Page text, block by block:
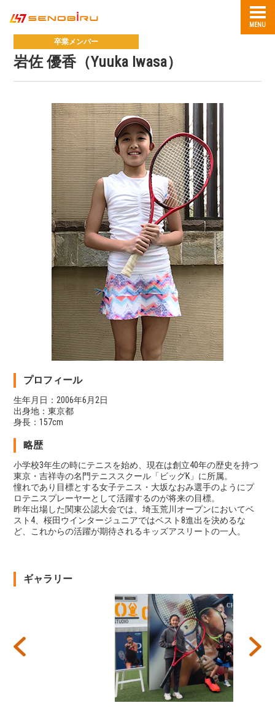
MENU
卒業メンバー
岩佐 優香（Yuuka Iwasa）
プロフィール
生年月日：2006年6月2日
出身地：東京都
身長：157cm
略歴
小学校3年生の時にテニスを始め、現在は創立40年の歴史を持つ
東京・吉祥寺の名門テニススクール「ビッグK」に所属。
憧れであり目標とする女子テニス・大坂なおみ選手のようにプ
ロテニスプレーヤーとして活躍するのが将来の目標。
昨年出場した関東公認大会では、埼玉荒川オープンにおいてベ
スト4、桜田ウインタージュニアではベスト8進出を決めるな
ど、これからの活躍が期待されるキッズアスリートの一人。
ギャラリー